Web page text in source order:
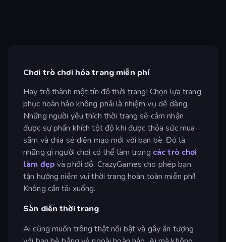
Chơi trò chơi hóa trang miễn phí
Hãy trở thành một tín đồ thời trang! Chọn lựa trang
phục hoàn hảo không phải là nhiệm vụ dễ dàng.
Những người yêu thích thời trang sẽ cảm nhận
được sự phấn khích tột độ khi được thỏa sức mua
sắm và chia sẻ diện mạo mới với bạn bè. Đó là
những gì người chơi có thể làm trong các trò chơi
làm đẹp và phối đồ. CrazyGames cho phép bạn
tận hưởng niềm vui thời trang hoàn toàn miễn phí!
Không cần tải xuống.
Sàn diễn thời trang
Ai cũng muốn trông thật nổi bật và gây ấn tượng